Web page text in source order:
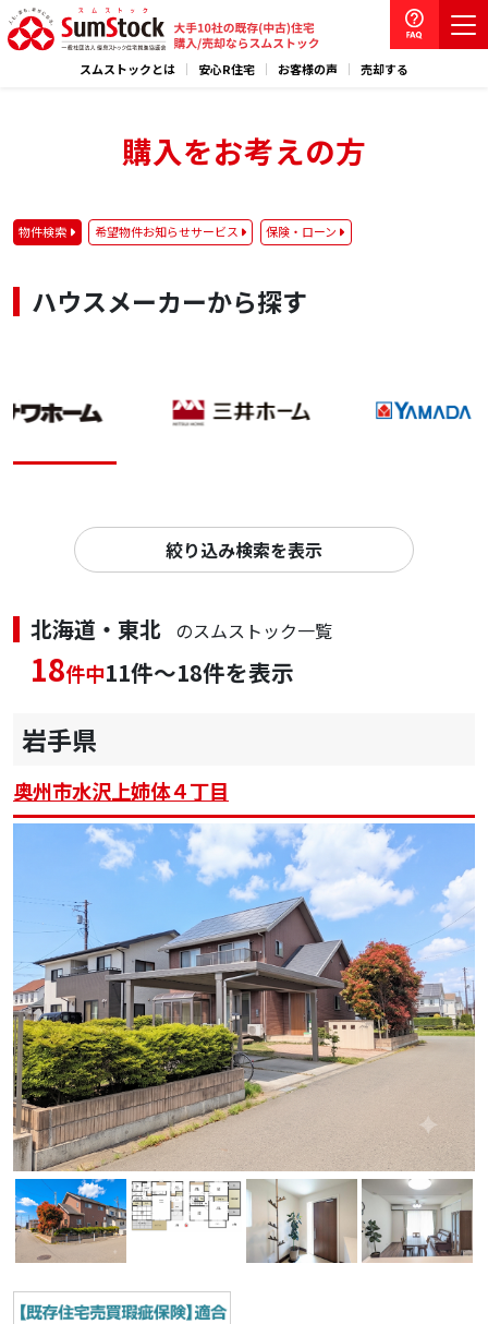
スムストックとは 安心R住宅 お客様の声 売却する
購入をお考えの方
物件検索 希望物件お知らせサービス 保険・ローン
ハウスメーカーから探す
絞り込み検索を表示
北海道・東北 のスムストック一覧
18件中11件～18件を表示
岩手県
奥州市水沢上姉体４丁目